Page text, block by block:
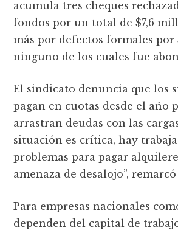
acumula tres cheques
fondos por un total de $7,6
más por defectos formales por
ninguno de los cuales fue
El sindicato denuncia que los
pagan en cuotas desde el año
arrastran deudas con las
situación es crítica, hay
problemas para pagar
amenaza de desalojo”,
Para empresas nacionales
dependen del capital de